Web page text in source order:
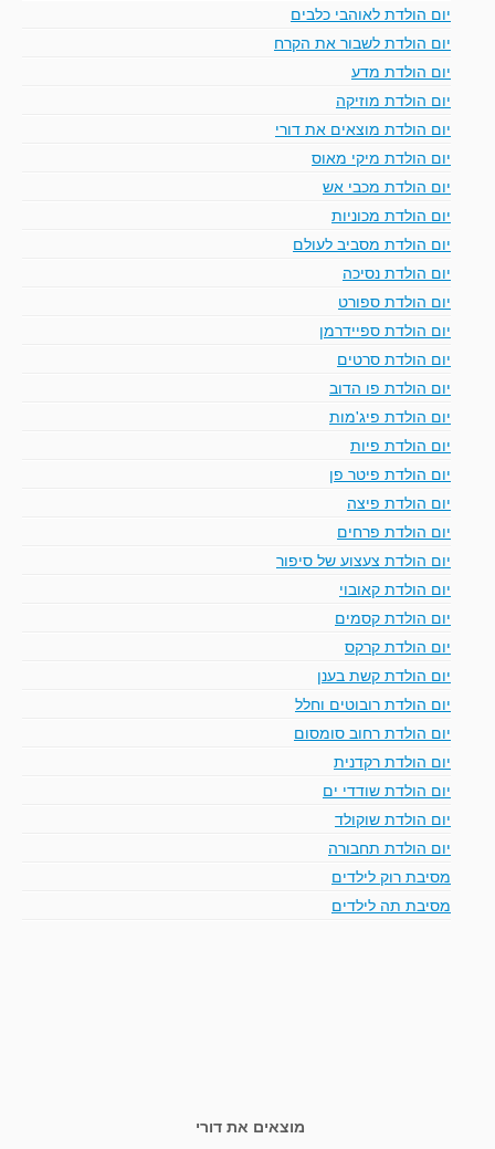
יום הולדת לאוהבי כלבים
יום הולדת לשבור את הקרח
יום הולדת מדע
יום הולדת מוזיקה
יום הולדת מוצאים את דורי
יום הולדת מיקי מאוס
יום הולדת מכבי אש
יום הולדת מכוניות
יום הולדת מסביב לעולם
יום הולדת נסיכה
יום הולדת ספורט
יום הולדת ספיידרמן
יום הולדת סרטים
יום הולדת פו הדוב
יום הולדת פיג'מות
יום הולדת פיות
יום הולדת פיטר פן
יום הולדת פיצה
יום הולדת פרחים
יום הולדת צעצוע של סיפור
יום הולדת קאובוי
יום הולדת קסמים
יום הולדת קרקס
יום הולדת קשת בענן
יום הולדת רובוטים וחלל
יום הולדת רחוב סומסום
יום הולדת רקדנית
יום הולדת שודדי ים
יום הולדת שוקולד
יום הולדת תחבורה
מסיבת רוק לילדים
מסיבת תה לילדים
מוצאים את דורי